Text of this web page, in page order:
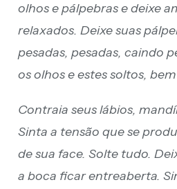
olhos e pálpebras e deixe
relaxados. Deixe suas
pesadas, pesadas, caindo
os olhos e estes soltos,
Contraia seus lábios,
Sinta a tensão que se
de sua face. Solte tudo.
a boca ficar entreaberta.